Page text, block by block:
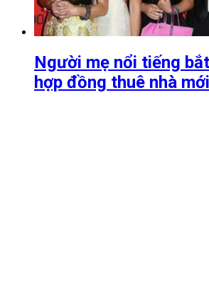
Người mẹ nổi tiếng
hợp đồng thuê nhà